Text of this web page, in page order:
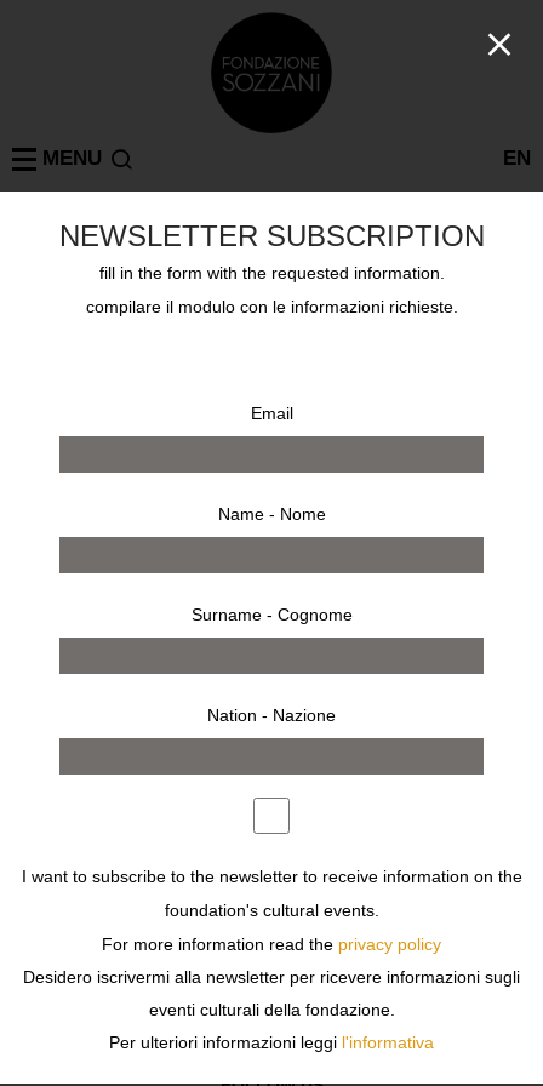
EN
MENU
ATTIVITÀ
DISCIPLINE DIVERSE SI INCONTRANO ATTRAVERSO
INIZIATIVE DI COMUNITÀ E DI RESPONSABILITÀ
CULTURALE DEDICATE ALLA CONDIVISIONE DEI
Previous Next
NEWSLETTER SUBSCRIPTION
fill in the form with the requested information.
compilare il modulo con le informazioni richieste.
Email
Name - Nome
Surname - Cognome
Nation - Nazione
I want to subscribe to the newsletter to receive information on the
foundation's cultural events.
For more information read the privacy policy
Desidero iscrivermi alla newsletter per ricevere informazioni sugli
eventi culturali della fondazione.
Per ulteriori informazioni leggi l'informativa